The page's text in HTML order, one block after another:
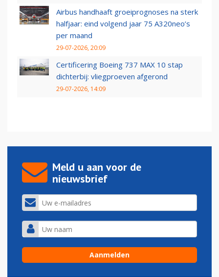
Airbus handhaaft groeiprognoses na sterk
halfjaar: eind volgend jaar 75 A320neo’s
per maand
29-07-2026, 20:09
Certificering Boeing 737 MAX 10 stap
dichterbij: vliegproeven afgerond
29-07-2026, 14:09
Meld u aan voor de
nieuwsbrief